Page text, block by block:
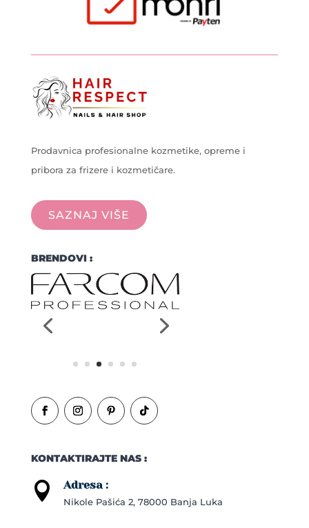
Prodavnica profesionalne kozmetike, opreme i
pribora za frizere i kozmetičare.
SAZNAJ VIŠE
BRENDOVI :
KONTAKTIRAJTE NAS :
 Adresa :
Nikole Pašića 2, 78000 Banja Luka